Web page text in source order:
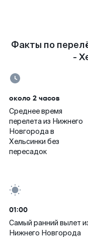
Факты по
-
около 2 часов
Среднее время
перелета из Нижнего
Новгорода в
Хельсинки без
пересадок
01:00
Самый ранний вылет
Нижнего Новгорода